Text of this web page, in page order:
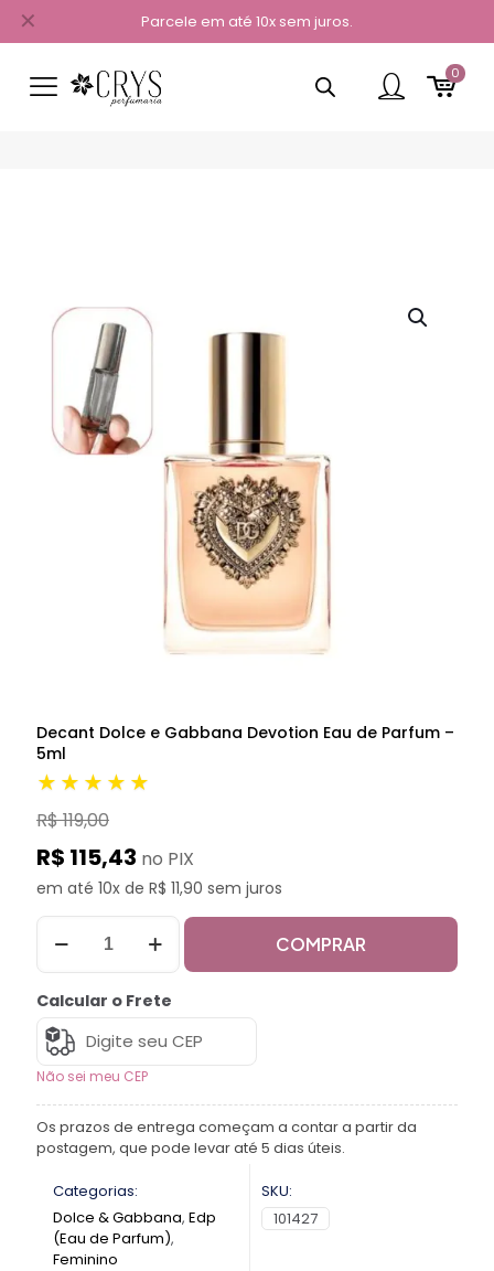
Parcele em até 10x sem juros.
✕
0
Decant Dolce e Gabbana Devotion Eau de Parfum –
5ml
★★★★★
R$ 119,00
R$ 115,43 no PIX
em até 10x de R$ 11,90 sem juros
COMPRAR
Calcular o Frete
Não sei meu CEP
Os prazos de entrega começam a contar a partir da
postagem, que pode levar até 5 dias úteis.
Categorias:
Dolce & Gabbana, Edp
(Eau de Parfum),
Feminino
SKU:
101427